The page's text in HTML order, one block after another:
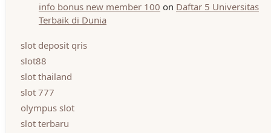
info bonus new member 100 on Daftar 5 Universitas
Terbaik di Dunia
slot deposit qris
slot88
slot thailand
slot 777
olympus slot
slot terbaru